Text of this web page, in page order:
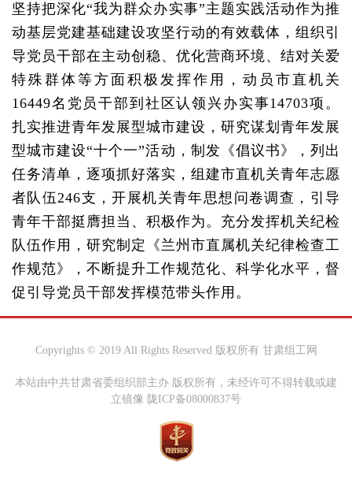
坚持把深化“我为群众办实事”主题实践活动作为推
动基层党建基础建设攻坚行动的有效载体，组织引
导党员干部在主动创稳、优化营商环境、结对关爱
特殊群体等方面积极发挥作用，动员市直机关
16449名党员干部到社区认领兴办实事14703项。
扎实推进青年发展型城市建设，研究谋划青年发展
型城市建设“十个一”活动，制发《倡议书》，列出
任务清单，逐项抓好落实，组建市直机关青年志愿
者队伍246支，开展机关青年思想问卷调查，引导
青年干部挺膺担当、积极作为。充分发挥机关纪检
队伍作用，研究制定《兰州市直属机关纪律检查工
作规范》，不断提升工作规范化、科学化水平，督
促引导党员干部发挥模范带头作用。
Copyrights © 2019 All Rights Reserved 版权所有 甘肃组工网
本站由中共甘肃省委组织部主办 版权所有，未经许可不得转载或建
立镜像 陇ICP备08000837号